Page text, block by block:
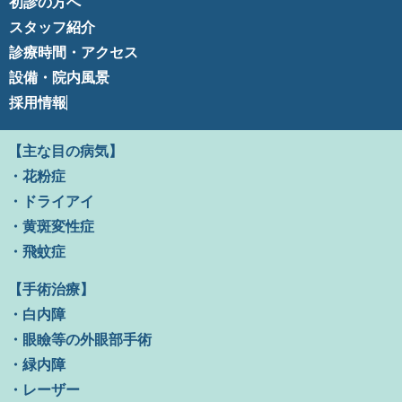
スタッフ紹介
診療時間・アクセス
設備・院内風景
採用情報
【主な目の病気】
・花粉症
・ドライアイ
・黄斑変性症
・飛蚊症
【手術治療】
・白内障
・眼瞼等の外眼部手術
・緑内障
・レーザー